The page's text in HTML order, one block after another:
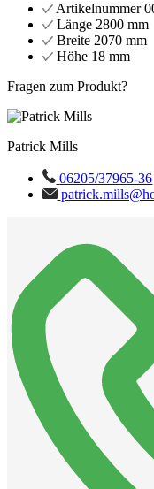
Artikelnummer
Länge 2800 mm
Breite 2070 mm
Höhe 18 mm
Fragen zum Produkt?
Patrick Mills
06205/37965-36